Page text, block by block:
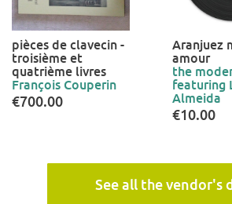
pièces de clavecin -
troisième et
quatrième livres
François Couperin
€700.00
Aranjuez
amour
the
featuring
Almeida
€10.00
See all the vendor's